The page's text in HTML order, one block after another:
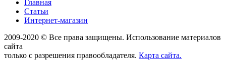
Главная
Статьи
Интернет-магазин
2009-2020 © Все права защищены. Использование материалов
сайта
только с разрешения правообладателя. Карта сайта.